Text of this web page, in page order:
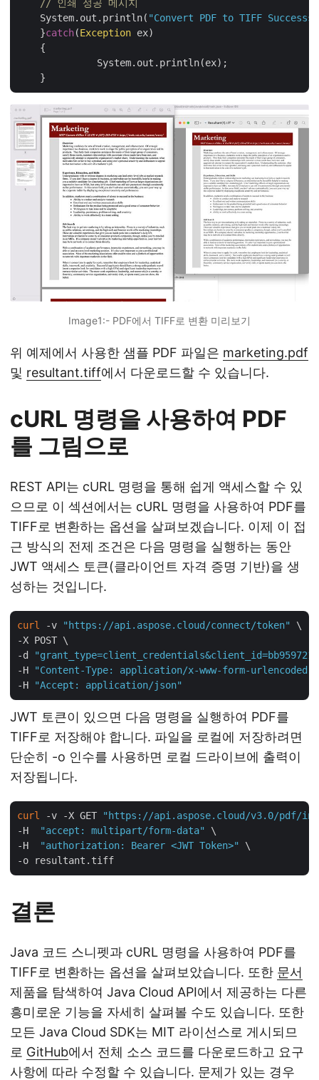
// 인쇄 성공 메시지
    System.out.println(
"Convert PDF to TIFF
    }
catch(Exception ex)
    {
Image1:- PDF에서 TIFF로 변환 미리보기
위 예제에서 사용한 샘플 PDF 파일은 marketing.pdf
및 resultant.tiff에서 다운로드할 수 있습니다.
cURL 명령을 사용하여 PDF
를 그림으로
REST API는 cURL 명령을 통해 쉽게 액세스할 수 있
으므로 이 섹션에서는 cURL 명령을 사용하여 PDF를
TIFF로 변환하는 옵션을 살펴보겠습니다. 이제 이 접
근 방식의 전제 조건은 다음 명령을 실행하는 동안
JWT 액세스 토큰(클라이언트 자격 증명 기반)을 생
성하는 것입니다.
curl -v "https://api.aspose.cloud/connect/token"
\
-X POST \
-d
"grant_type=client_credentials&client_id=bb959721-
-H
"Content-Type: application/x-www-form-urlencoded"
-H
"Accept: application/json"
JWT 토큰이 있으면 다음 명령을 실행하여 PDF를
TIFF로 저장해야 합니다. 파일을 로컬에 저장하려면
단순히 -o 인수를 사용하면 로컬 드라이브에 출력이
저장됩니다.
curl -v -X GET
"https://api.aspose.cloud/v3.0/pdf/
-H
"accept: multipart/form-data"
\
-H
"authorization: Bearer <JWT Token>"
\
결론
Java 코드 스니펫과 cURL 명령을 사용하여 PDF를
TIFF로 변환하는 옵션을 살펴보았습니다. 또한 문서
제품을 탐색하여 Java Cloud API에서 제공하는 다른
흥미로운 기능을 자세히 살펴볼 수도 있습니다. 또한
모든 Java Cloud SDK는 MIT 라이선스로 게시되므
로 GitHub에서 전체 소스 코드를 다운로드하고 요구
사항에 따라 수정할 수 있습니다. 문제가 있는 경우